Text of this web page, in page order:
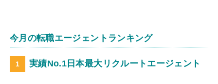
今月の転職エージェントランキング
実績No.1日本最大リクルートエージェント